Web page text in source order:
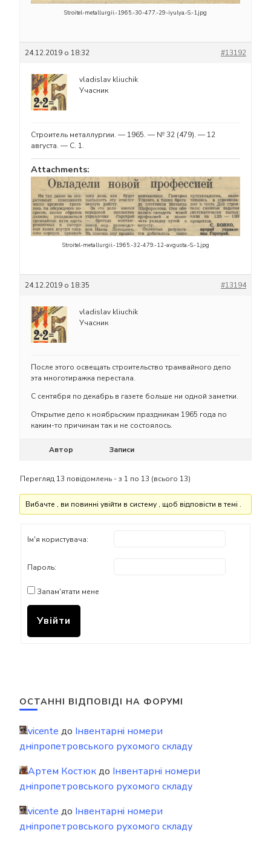
Stroitel-metallurgii.-1965.-30-477.-29-iyulya.-S.-1.jpg
24.12.2019 о 18:32 #13192
vladislav kliuchik
Учасник
Строитель металлургии. — 1965. — № 32 (479). — 12
августа. — С. 1.
Attachments:
Stroitel-metallurgii.-1965.-32-479.-12-avgusta.-S.-1.jpg
24.12.2019 о 18:35 #13194
vladislav kliuchik
Учасник
После этого освещать строительство трамвайного депо
эта многотиражка перестала.
С сентября по декабрь в газете больше ни одной заметки.
Открытие депо к ноябрьским праздникам 1965 года по
каким-то причинам так и не состоялось.
Автор Записи
Перегляд 13 повідомлень - з 1 по 13 (всього 13)
Вибачте , ви повинні увійти в систему , щоб відповісти в темі .
Ім'я користувача:
Пароль:
Запам'ятати мене
Увійти
ОСТАННІ ВІДПОВІДІ НА ФОРУМІ
vicente до Інвентарні номери
дніпропетровського рухомого складу
Артем Костюкдо Інвентарні номери
дніпропетровського рухомого складу
vicente до Інвентарні номери
дніпропетровського рухомого складу